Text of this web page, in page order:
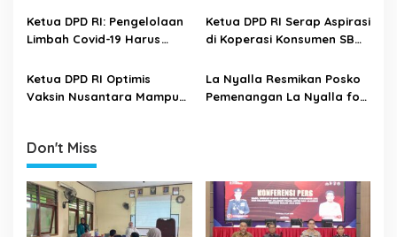
a
i
o
Migran
Ketua DPD RI: Pengelolaan
Limbah Covid-19 Harus
Ketua DPD RI Serap Aspirasi
di Koperasi Konsumen SBW
Ketua DPD RI Optimis
Vaksin Nusantara Mampu
La Nyalla Resmikan Posko
Pemenangan La Nyalla for
Don't Miss